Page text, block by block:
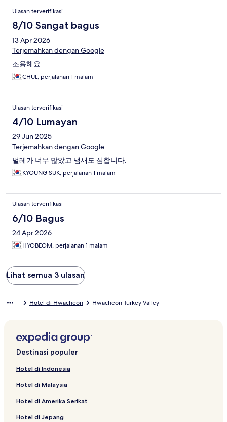
Ulasan
Ulasan terverifikasi
8/10 Sangat bagus
13 Apr 2026
Terjemahkan dengan Google
조용해요
CHUL, perjalanan 1 malam
Ulasan terverifikasi
4/10 Lumayan
29 Jun 2025
Terjemahkan dengan Google
벌레가 너무 많았고 냄새도 심합니다.
KYOUNG SUK, perjalanan 1 malam
Ulasan terverifikasi
6/10 Bagus
24 Apr 2026
HYOBEOM, perjalanan 1 malam
Lihat semua 3 ulasan
Hotel di Hwacheon Hwacheon Turkey Valley
Destinasi populer
Hotel di Indonesia
Hotel di Malaysia
Hotel di Amerika Serikat
Hotel di Jepang